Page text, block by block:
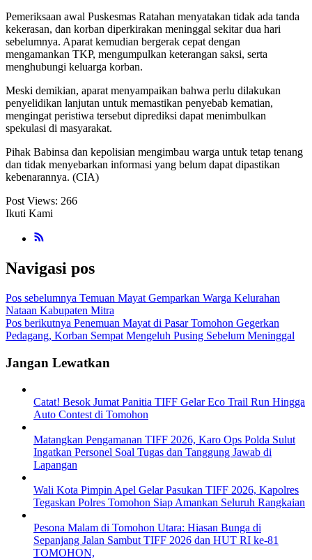
Pemeriksaan awal Puskesmas Ratahan menyatakan tidak ada tanda
kekerasan, dan korban diperkirakan meninggal sekitar dua hari
sebelumnya. Aparat kemudian bergerak cepat dengan
mengamankan TKP, mengumpulkan keterangan saksi, serta
menghubungi keluarga korban.
Meski demikian, aparat menyampaikan bahwa perlu dilakukan
penyelidikan lanjutan untuk memastikan penyebab kematian,
mengingat peristiwa tersebut diprediksi dapat menimbulkan
spekulasi di masyarakat.
Pihak Babinsa dan kepolisian mengimbau warga untuk tetap tenang
dan tidak menyebarkan informasi yang belum dapat dipastikan
kebenarannya. (CIA)
Post Views: 266
Ikuti Kami
Navigasi pos
Pos sebelumnya Temuan Mayat ‎Gemparkan Warga Kelurahan
Nataan Kabupaten Mitra
Pos berikutnya Penemuan Mayat di Pasar Tomohon Gegerkan
Pedagang, Korban Sempat Mengeluh Pusing Sebelum Meninggal
Jangan Lewatkan
Catat! Besok Jumat Panitia TIFF Gelar Eco Trail Run Hingga
Auto Contest di Tomohon
Matangkan Pengamanan TIFF 2026, Karo Ops Polda Sulut
Ingatkan Personel Soal Tugas dan Tanggung Jawab di
Lapangan
Wali Kota Pimpin Apel Gelar Pasukan TIFF 2026, Kapolres
Tegaskan Polres Tomohon Siap Amankan Seluruh Rangkaian
Pesona Malam di Tomohon Utara: Hiasan Bunga di
Sepanjang Jalan Sambut TIFF 2026 dan HUT RI ke-81
TOMOHON,